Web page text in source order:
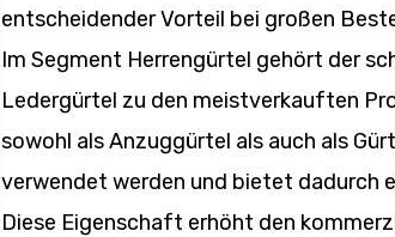
entscheidender Vorteil bei großen
Im Segment Herrengürtel gehört der
Ledergürtel zu den meistverkauften
sowohl als Anzuggürtel als auch als
verwendet werden und bietet dadurch
Diese Eigenschaft erhöht den